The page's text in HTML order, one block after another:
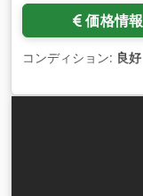
内蔵 ）。非常停止
- 電動クーラント装
ツール、DINに準拠
ンスマニュアル、電
ョンで製 造された
価格情報
コンディション: 良